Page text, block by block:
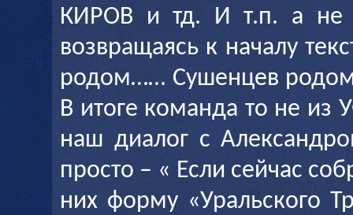
КИРОВ и тд. И т.п. а не
возвращаясь к началу
родом…… Сушенцев
В итоге команда то не из
наш диалог с
просто – « Если сейчас
них форму «Уральского